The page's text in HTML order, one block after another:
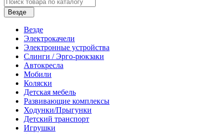
Везде
Везде
Электрокачели
Электронные устройства
Слинги / Эрго-рюкзаки
Автокресла
Мобили
Коляски
Детская мебель
Развивающие комплексы
Ходунки/Прыгунки
Детский транспорт
Игрушки